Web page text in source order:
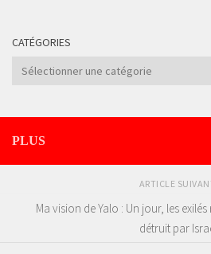
CATÉGORIES
Catégories
PLUS
ARTICLE
Ma vision de Yalo : Un jour, les
détruit par